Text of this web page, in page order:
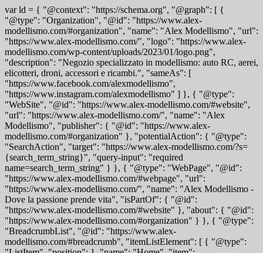
var ld = { "@context": "https://schema.org", "@graph": [ {
"@type": "Organization", "@id": "https://www.alex-
modellismo.com/#organization", "name": "Alex Modellismo", "url":
"https://www.alex-modellismo.com/", "logo": "https://www.alex-
modellismo.com/wp-content/uploads/2023/01/logo.png",
"description": "Negozio specializzato in modellismo: auto RC, aerei,
elicotteri, droni, accessori e ricambi.", "sameAs": [
"https://www.facebook.com/alexmodellismo",
"https://www.instagram.com/alexmodellismo" ] }, { "@type":
"WebSite", "@id": "https://www.alex-modellismo.com/#website",
"url": "https://www.alex-modellismo.com/", "name": "Alex
Modellismo", "publisher": { "@id": "https://www.alex-
modellismo.com/#organization" }, "potentialAction": { "@type":
"SearchAction", "target": "https://www.alex-modellismo.com/?s=
{search_term_string}", "query-input": "required
name=search_term_string" } }, { "@type": "WebPage", "@id":
"https://www.alex-modellismo.com/#webpage", "url":
"https://www.alex-modellismo.com/", "name": "Alex Modellismo -
Dove la passione prende vita", "isPartOf": { "@id":
"https://www.alex-modellismo.com/#website" }, "about": { "@id":
"https://www.alex-modellismo.com/#organization" } }, { "@type":
"BreadcrumbList", "@id": "https://www.alex-
modellismo.com/#breadcrumb", "itemListElement": [ { "@type":